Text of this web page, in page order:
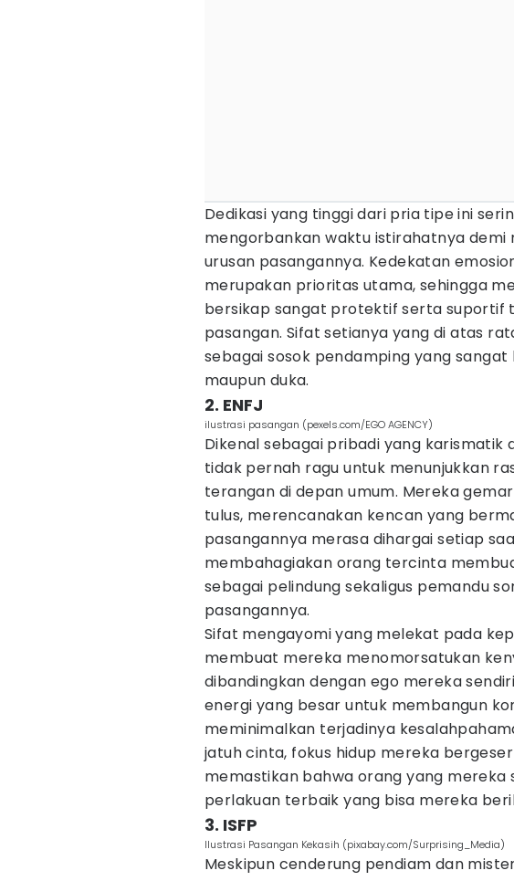
Dedikasi yang tinggi dari pria tipe ini
mengorbankan waktu istirahatnya demi
urusan pasangannya. Kedekatan
merupakan prioritas utama, sehingga
bersikap sangat protektif serta suportif
pasangan. Sifat setianya yang di atas
sebagai sosok pendamping yang
maupun duka.
2. ENFJ
ilustrasi pasangan (pexels.com/EGO AGENCY)
Dikenal sebagai pribadi yang karismatik
tidak pernah ragu untuk menunjukkan
terangan di depan umum. Mereka
tulus, merencanakan kencan yang
pasangannya merasa dihargai setiap
membahagiakan orang tercinta
sebagai pelindung sekaligus pemandu
pasangannya.
Sifat mengayomi yang melekat pada
membuat mereka menomorsatukan
dibandingkan dengan ego mereka
energi yang besar untuk membangun
meminimalkan terjadinya
jatuh cinta, fokus hidup mereka
memastikan bahwa orang yang mereka
perlakuan terbaik yang bisa mereka
3. ISFP
Ilustrasi Pasangan Kekasih (pixabay.com/Surprising_Media)
Meskipun cenderung pendiam dan